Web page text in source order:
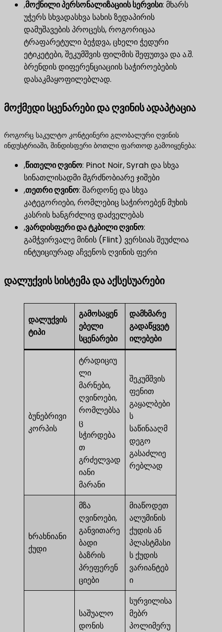
,მოქნილი პერსონალიზაციის სერვისი​: მხარს
უჭერს სხვადასხვა სახის ზედაპირის
დამუშავების პროცესს, როგორიცაა
ტრაფარეტული ბეჭდვა, ცხელი ჭედური
ეტიკეტები, შეკუმშვის ფილმის შეფუთვა და ა.შ.
ბრენდის დიფერენციაციის საჭიროებების
დასაკმაყოფილებლად.
მოქმედი სცენარები და ღვინის ადაპტაცია
როგორც საკულტო კონტეინერი გლობალური ღვინის
ინდუსტრიაში, შინდისფერი ბოთლი ფართოდ გამოიყენება:
,წითელი ღვინო​: Pinot Noir, Syrah და სხვა
სინათლისადმი მგრძნობიარე ჯიშები
,თეთრი ღვინო​: შარდონე და სხვა
კატეგორიები, რომლებიც საჭიროებენ მუხის
კასრის ხანგრძლივ დაძველებას
,ვარდისფერი და ტკბილი ღვინო​:
გამჭვირვალე მინის (Flint) ვერსიას შეუძლია
ინტუიციურად აჩვენოს ღვინის ფერი
დალუქვის სისტემა და აქსესუარები
დალუქვის
ტიპი
გამოსაყენ
ებელი
სცენარები
დამხმარე
გადაწყვეტ
ილებები
ბუნებრივი
კორპის
ტრადიციუ
ლი
მარნები,
ღვინოები,
რომლებსა
ც
სჭირდება
თ
გრძელვად
იანი
მარანი
შეკუმშვის
ფენით
გაყალბები
ს
საწინააღმ
დეგო
გასაძლიე
რებლად
ხრახნიანი
ქუდი
მზა
ღვინოები,
განვითარე
ბადი
ბაზრის
პრეფერენ
ციები
მიაწოდეთ
ალუმინის
ქუდის ან
პლასტმასი
ს ქუდის
ვარიანტებ
ი
საშუალო
დონის
სურვილისა
მებრ
პოლიმერუ